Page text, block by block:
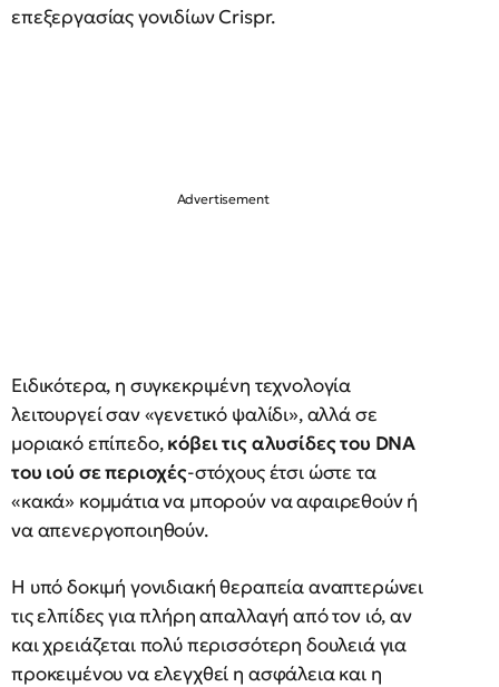
επεξεργασίας γονιδίων Crispr.
Ειδικότερα, η συγκεκριμένη τεχνολογία
λειτουργεί σαν «γενετικό ψαλίδι», αλλά σε
μοριακό επίπεδο,κόβει τις αλυσίδες του DNA
του ιού σε περιοχές-στόχους έτσι ώστε τα
«κακά» κομμάτια να μπορούν να αφαιρεθούν ή
να απενεργοποιηθούν.
Η υπό δοκιμή γονιδιακή θεραπεία αναπτερώνει
τις ελπίδες για πλήρη απαλλαγή από τον ιό, αν
και χρειάζεται πολύ περισσότερη δουλειά για
προκειμένου να ελεγχθεί η ασφάλεια και η